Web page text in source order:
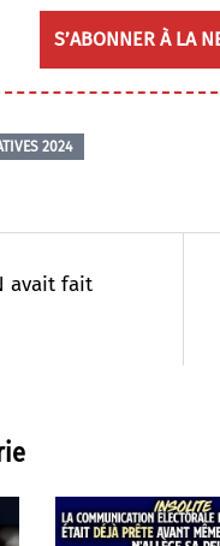
S’ABONNER À LA
2024
avait fait